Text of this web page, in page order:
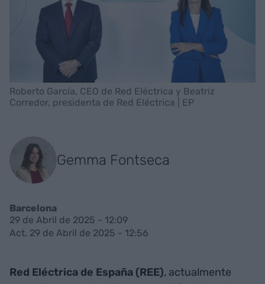
Roberto García, CEO de Red Eléctrica y Beatriz
Corredor, presidenta de Red Eléctrica | EP
Gemma Fontseca
Barcelona
29 de Abril de 2025 - 12:09
Act. 29 de Abril de 2025 - 12:56
Red Eléctrica de España (REE), actualmente